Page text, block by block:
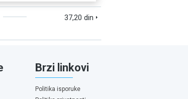
37,20 din
Brzi linkovi
Politika isporuke